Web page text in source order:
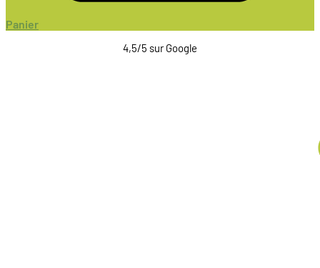
Panier
4,5/5 sur Google